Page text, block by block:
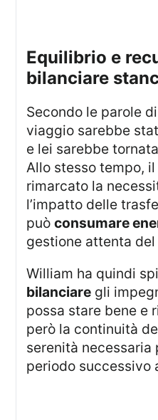
equilibrio e recupero: come
bilanciare
Secondo le parole di Prince William, il
viaggio sarebbe
e lei sarebbe tornata
Allo stesso tempo,
rimarcato la
l’impatto delle
puòconsumare
gestione attenta
William ha quindi
bilanciare gli
possa stare bene e
però la continuità
serenità necessaria
periodo successivo